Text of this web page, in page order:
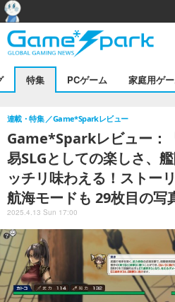
特集 PCゲーム 家庭用ゲ
Game*Sparkレビュー：
易SLGとしての楽しさ、
ッチリ味わえる！ストー
航海モードも 29枚目の写
連載・特集 Game*Sparkレビュー
2025.4.13 Sun 17:00